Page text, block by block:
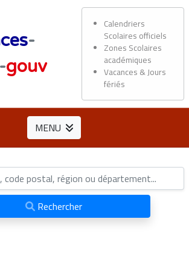
-
-gouv
Calendriers
Scolaires officiels
Zones Scolaires
académiques
Vacances & Jours
fériés
MENU
Rechercher